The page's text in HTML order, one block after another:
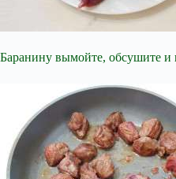
Баранину вымойте, обсушите и